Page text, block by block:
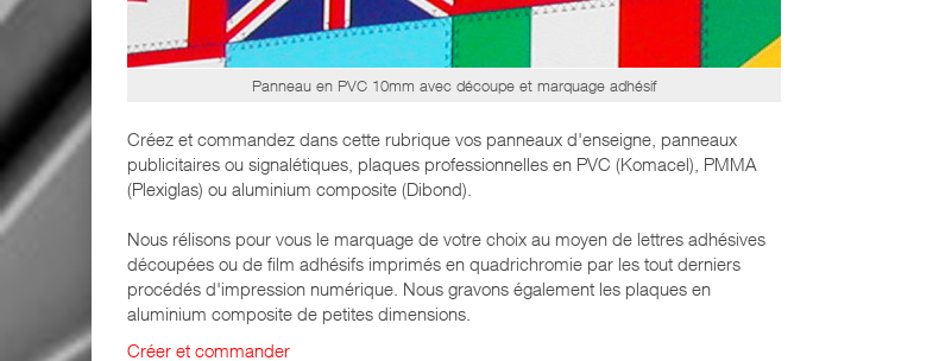
Panneau en PVC 10mm avec découpe et marquage adhésif
Créez et commandez dans cette rubrique vos panneaux d'enseigne, panneaux
publicitaires ou signalétiques, plaques professionnelles en PVC (Komacel), PMMA
(Plexiglas) ou aluminium composite (Dibond).
Nous rélisons pour vous le marquage de votre choix au moyen de lettres adhésives
découpées ou de film adhésifs imprimés en quadrichromie par les tout derniers
procédés d'impression numérique. Nous gravons également les plaques en
aluminium composite de petites dimensions.
Créer et commander